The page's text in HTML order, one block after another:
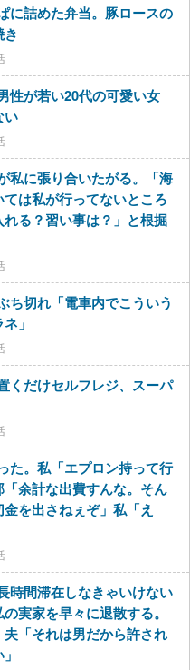
に詰めた弁当。豚ロースの
性が若い20代の可愛い女
い
私に張り合いたがる。「海
は私が行ってないところ
る？習い事は？」と根掘
ち切れ「電車内でこういう
」
くだけセルフレジ、スーパ
た。私「エプロン持って行
余計な出費すんな。そん
を出さねぇぞ」私「え
時間滞在しなきゃいけない
実家を早々に退散する。
「それは男だから許され